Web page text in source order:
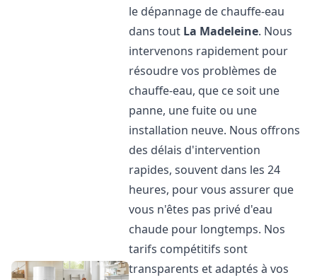
le dépannage de chauffe-eau
dans tout La Madeleine. Nous
intervenons rapidement pour
résoudre vos problèmes de
chauffe-eau, que ce soit une
panne, une fuite ou une
installation neuve. Nous offrons
des délais d'intervention
rapides, souvent dans les 24
heures, pour vous assurer que
vous n'êtes pas privé d'eau
chaude pour longtemps. Nos
tarifs compétitifs sont
transparents et adaptés à vos